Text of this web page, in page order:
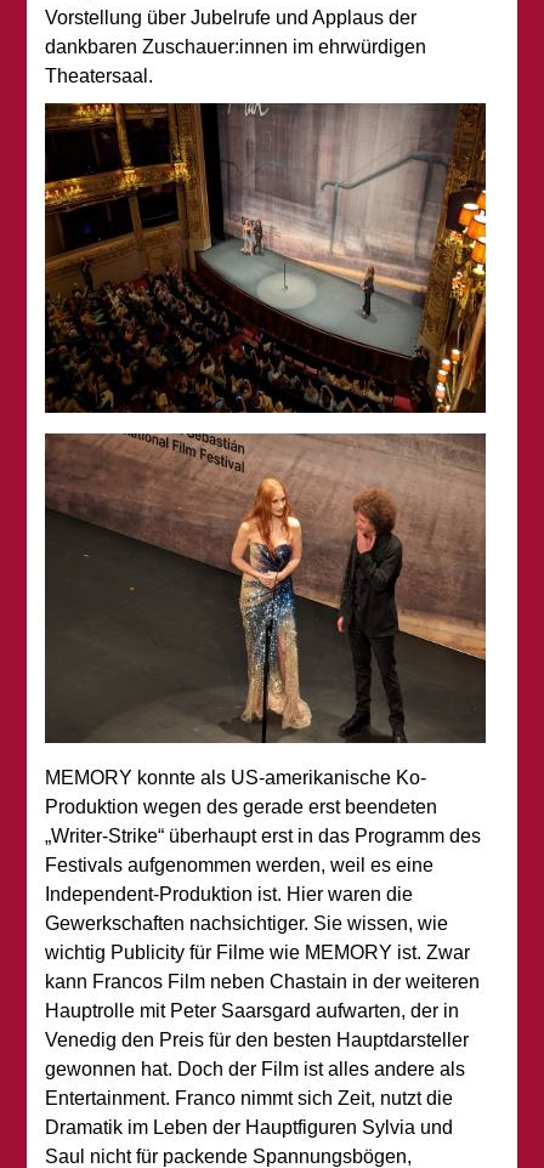
Vorstellung über Jubelrufe und Applaus der
dankbaren Zuschauer:innen im ehrwürdigen
Theatersaal.
MEMORY konnte als US-amerikanische Ko-
Produktion wegen des gerade erst beendeten
„Writer-Strike“ überhaupt erst in das Programm des
Festivals aufgenommen werden, weil es eine
Independent-Produktion ist. Hier waren die
Gewerkschaften nachsichtiger. Sie wissen, wie
wichtig Publicity für Filme wie MEMORY ist. Zwar
kann Francos Film neben Chastain in der weiteren
Hauptrolle mit Peter Saarsgard aufwarten, der in
Venedig den Preis für den besten Hauptdarsteller
gewonnen hat. Doch der Film ist alles andere als
Entertainment. Franco nimmt sich Zeit, nutzt die
Dramatik im Leben der Hauptfiguren Sylvia und
Saul nicht für packende Spannungsbögen,